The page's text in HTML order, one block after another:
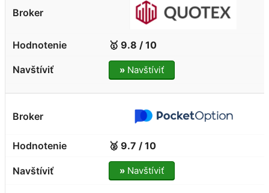
🥇 9.8 / 10
»Navštíviť
🥈 9.7 / 10
»Navštíviť